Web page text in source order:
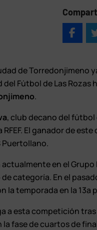
de Torredonjimeno
del Fútbol de Las Rozas
.
, club decano del
El ganador de
Puertollano.
en el
categoría. En el
la temporada en la 13ª
a esta competición tras
la fase de cuartos de